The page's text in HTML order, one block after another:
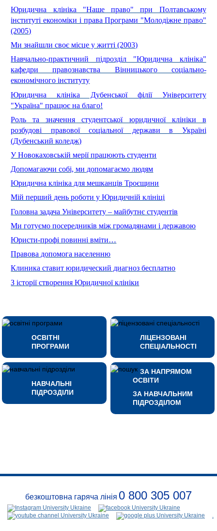
Юридична клініка "Наше право" при Полтавському
інституті економіки і права Програми "Молодіжне право"
(2005)
Ми знайшли своє місце у житті (2003)
Навчально-практичний підрозділ "Юридична клініка"
кафедри правознавства Вінницького соціально-
економічного інституту
Юридична клініка Дубенської філії Університету
"Україна" працює на благо!
Роль та значення студентської юридичної клініки в
розбудові правової соціальної держави в Україні
(Дубенський коледж)
У Новокаховській мерії працюють студенти
Допомагаючи собі, ми допомагаємо людям
Юридична клініка для мешканців Троєщини
Мій перший день роботи у Юридичній клініці
Головна задача Університету – майбутнє студентів
Ми готуємо посередників між громадянами і державою
Юристи-профі повинні вміти…
Правова допомога населенню
Клиника ставит юридический диагноз бесплатно
З історії створення Юридичної клініки
ОСВІТНІ
ПРОГРАМИ
ЛІЦЕНЗОВАНІ
СПЕЦІАЛЬНОСТІ
НАВЧАЛЬНІ
ПІДРОЗДІЛИ
ЗА НАПРЯМОМ
ОСВІТИ
ЗА НАВЧАЛЬНИМ
ПІДРОЗДІЛОМ
безкоштовна гаряча лінія 0 800 305 007
.
Перелік
заходів